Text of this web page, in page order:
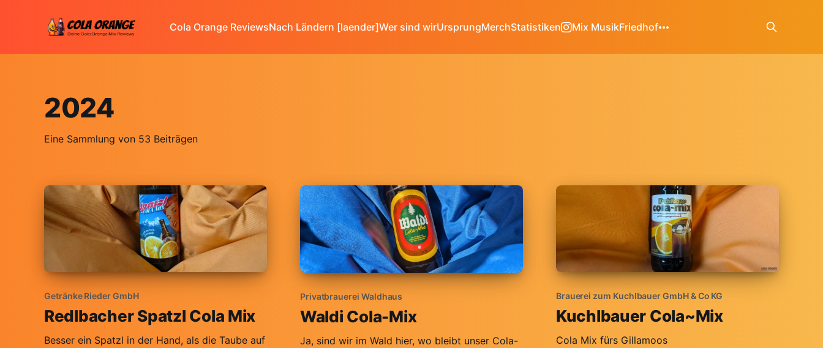
Cola Orange ReviewsNach Ländern [laender]Wer sind wirUrsprungMerchStatistiken Mix MusikFriedhof
2024
Eine Sammlung von 53 Beiträgen
Getränke Rieder GmbH
Redlbacher Spatzl Cola Mix
Besser ein Spatzl in der Hand, als die Taube auf
Privatbrauerei Waldhaus
Waldi Cola-Mix
Ja, sind wir im Wald hier, wo bleibt unser Cola-
Brauerei zum Kuchlbauer GmbH & Co KG
Kuchlbauer Cola~Mix
Cola Mix fürs Gillamoos